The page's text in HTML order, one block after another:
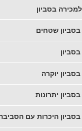
למכירה בסביון
שטחים
יוקרה
יתרונות
היכרות עם